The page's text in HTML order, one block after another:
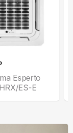
Esperto
ES-E